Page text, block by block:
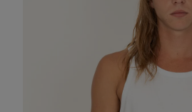
regata
calça
6º
shape
7
mochila